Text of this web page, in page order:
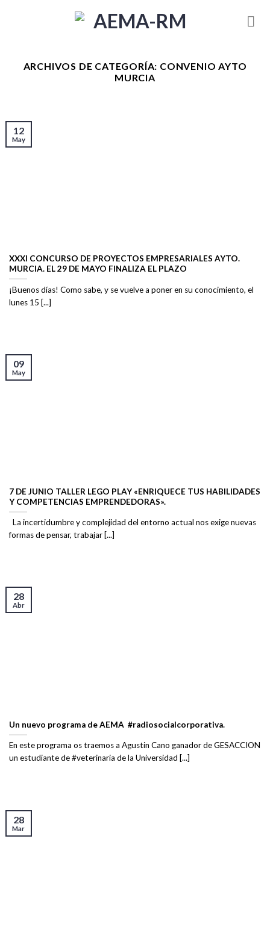
ARCHIVOS DE CATEGORÍA: CONVENIO AYTO
MURCIA
XXXI CONCURSO DE PROYECTOS EMPRESARIALES AYTO.
MURCIA. EL 29 DE MAYO FINALIZA EL PLAZO
¡Buenos días! Como sabe, y se vuelve a poner en su conocimiento, el
lunes 15 [...]
12
May
7 DE JUNIO TALLER LEGO PLAY «ENRIQUECE TUS HABILIDADES
Y COMPETENCIAS EMPRENDEDORAS».
La incertidumbre y complejidad del entorno actual nos exige nuevas
formas de pensar, trabajar [...]
09
May
Un nuevo programa de AEMA #radiosocialcorporativa.
En este programa os traemos a Agustin Cano ganador de GESACCION
un estudiante de #veterinaria de la Universidad [...]
28
Abr
28
Mar